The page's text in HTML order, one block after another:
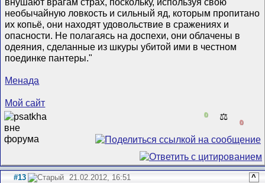
необычайную ловкость и сильный яд, которым пропитано
их копьё, они находят удовольствие в сражениях и
опасности. Не полагаясь на доспехи, они облачены в
одеяния, сделанные из шкуры убитой ими в честном
поединке пантеры."
Менада
Мой сайт
0 ⚖️
0
#13 21.02.2012, 16:51 ^